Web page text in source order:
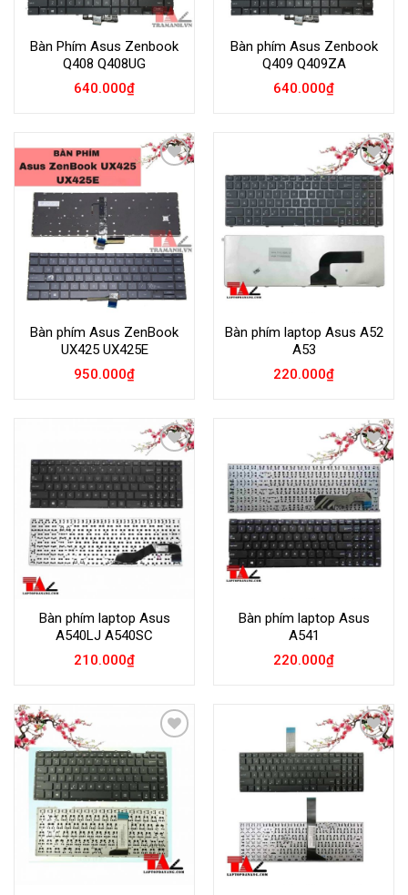
Bàn Phím Asus Zenbook
Q408 Q408UG
640.000₫
Bàn phím Asus Zenbook
Q409 Q409ZA
640.000₫
Wishlist
Bàn phím Asus ZenBook
UX425 UX425E
950.000₫
Add to
Wishlist
Bàn phím laptop Asus A52
A53
220.000₫
Add to
Wishlist
Bàn phím laptop Asus
A540LJ A540SC
210.000₫
Add to
Wishlist
Bàn phím laptop Asus
A541
220.000₫
Add to
Wishlist
Add to
Wishlist